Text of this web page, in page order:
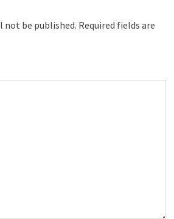
not be published. Required fields are